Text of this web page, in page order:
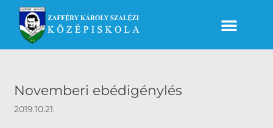
Novemberi ebédigénylés
2019.10.21.